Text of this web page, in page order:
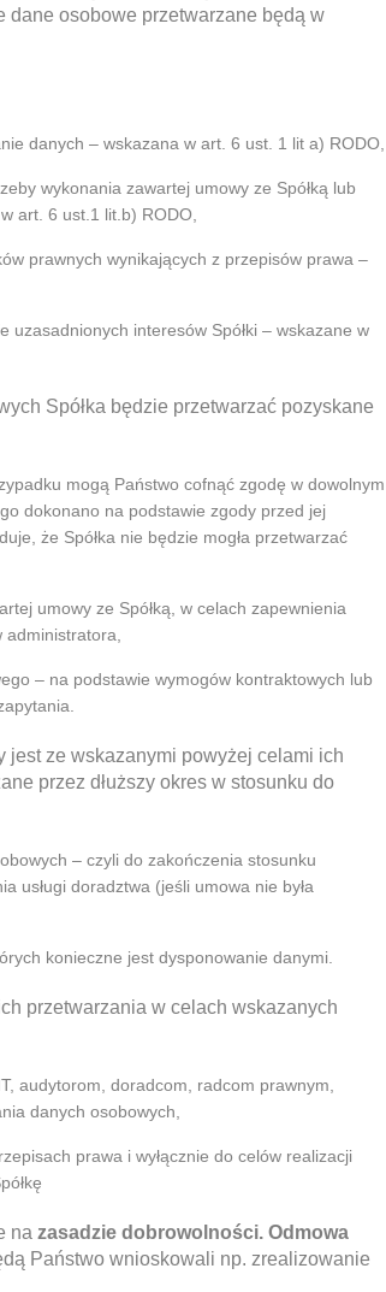
dane osobowe przetwarzane będą w
danych – wskazana w art. 6 ust. 1 lit a) RODO,
wykonania zawartej umowy ze Spółką lub
art. 6 ust.1 lit.b) RODO,
prawnych wynikających z przepisów prawa –
uzasadnionych interesów Spółki – wskazane w
Spółka będzie przetwarzać pozyskane
mogą Państwo cofnąć zgodę w dowolnym
dokonano na podstawie zgody przed jej
że Spółka nie będzie mogła przetwarzać
umowy ze Spółką, w celach zapewnienia
– na podstawie wymogów kontraktowych lub
jest ze wskazanymi powyżej celami ich
przez dłuższy okres w stosunku do
– czyli do zakończenia stosunku
usługi doradztwa (jeśli umowa nie była
konieczne jest dysponowanie danymi.
przetwarzania w celach wskazanych
audytorom, doradcom, radcom prawnym,
danych osobowych,
prawa i wyłącznie do celów realizacji
na zasadzie dobrowolności. Odmowa
Państwo wnioskowali np. zrealizowanie